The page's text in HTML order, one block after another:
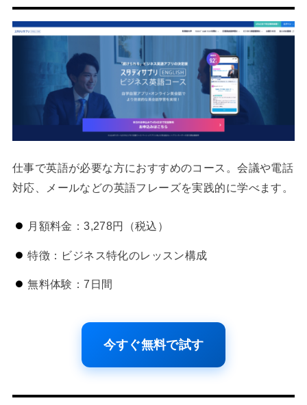
仕事で英語が必要な方におすすめのコース。会議や電話
対応、メールなどの英語フレーズを実践的に学べます。
月額料金：3,278円（税込）
特徴：ビジネス特化のレッスン構成
無料体験：7日間
今すぐ無料で試す